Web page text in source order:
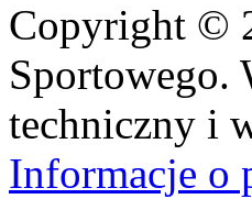
Copyright ©
Sportowego.
techniczny i
Informacje o